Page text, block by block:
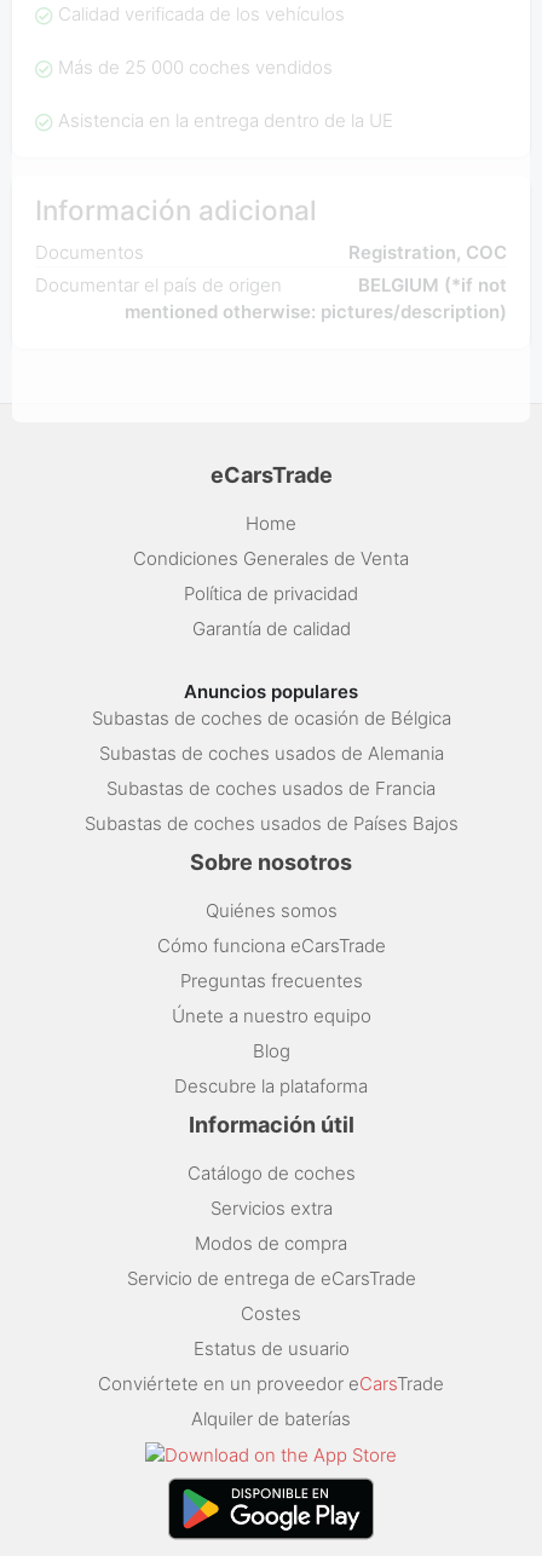
Calidad verificada de los vehículos
Más de 25 000 coches vendidos
Asistencia en la entrega dentro de la UE
Información adicional
Documentos
Registration, COC
Documentar el país de origen
BELGIUM (*if not
mentioned otherwise: pictures/description)
eCarsTrade
Home
Condiciones Generales de Venta
Política de privacidad
Garantía de calidad
Anuncios populares
Subastas de coches de ocasión de Bélgica
Subastas de coches usados de Alemania
Subastas de coches usados de Francia
Subastas de coches usados de Países Bajos
Sobre nosotros
Quiénes somos
Cómo funciona eCarsTrade
Preguntas frecuentes
Únete a nuestro equipo
Blog
Descubre la plataforma
Información útil
Catálogo de coches
Servicios extra
Modos de compra
Servicio de entrega de eCarsTrade
Costes
Estatus de usuario
Conviértete en un proveedor eCarsTrade
Alquiler de baterías